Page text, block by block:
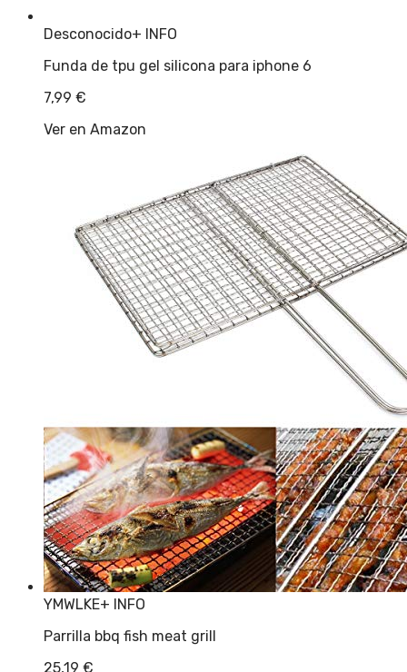
Desconocido+ INFO
Funda de tpu gel silicona para iphone 6
7,99 €
Ver en Amazon
YMWLKE+ INFO
Parrilla bbq fish meat grill
25,19 €